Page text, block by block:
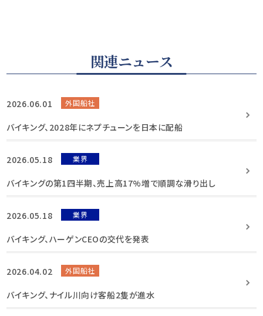
関連ニュース
2026.06.01 外国船社
バイキング、2028年にネプチューンを日本に配船
2026.05.18 業界
バイキングの第1四半期、売上高17%増で順調な滑り出し
2026.05.18 業界
バイキング、ハーゲンCEOの交代を発表
2026.04.02 外国船社
バイキング、ナイル川向け客船2隻が進水